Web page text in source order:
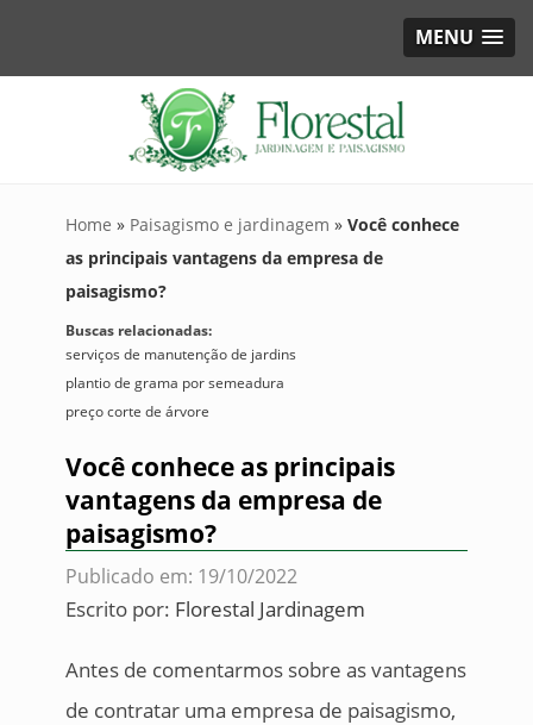
MENU
Home » Paisagismo e jardinagem » Você conhece
as principais vantagens da empresa de
paisagismo?
Buscas relacionadas:
serviços de manutenção de jardins
plantio de grama por semeadura
preço corte de árvore
Você conhece as principais
vantagens da empresa de
paisagismo?
Publicado em: 19/10/2022
Escrito por: Florestal Jardinagem
Antes de comentarmos sobre as vantagens
de contratar uma empresa de paisagismo,